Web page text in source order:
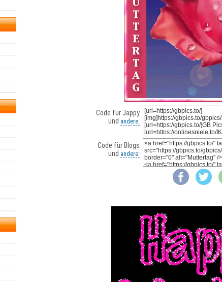
Code für Jappy
und andere:
Code für Blogs
und andere: